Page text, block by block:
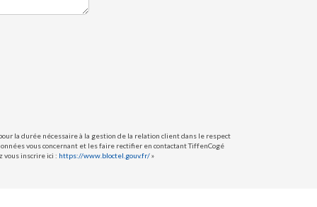
la durée nécessaire à la gestion de la relation client dans le respect
vous concernant et les faire rectifier en contactant TiffenCogé
vous inscrire ici : https://www.bloctel.gouv.fr/»